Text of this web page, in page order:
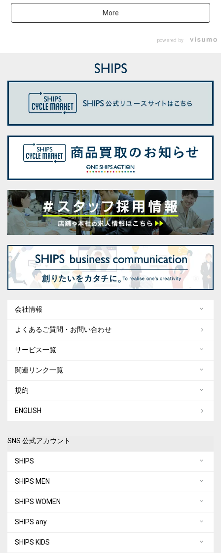
More
powered by
会社情報
よくあるご質問・お問い合わせ
サービス一覧
関連リンク一覧
規約
ENGLISH
SNS 公式アカウント
SHIPS
SHIPS MEN
SHIPS WOMEN
SHIPS any
SHIPS KIDS